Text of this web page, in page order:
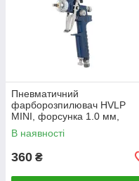
Пневматичний
фарборозпилювач HVLP
MINI, форсунка 1.0 мм,
верхній пластиковий бачок
125мл., 3бар INTERTOOL
В наявності
360 ₴